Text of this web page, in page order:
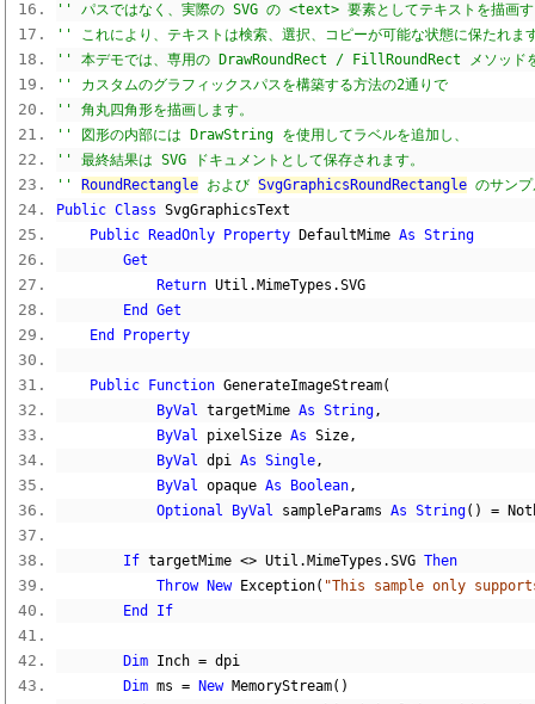
'' パスではなく、実際の SVG の <text> 要素としてテキストを描画す
'' これにより、テキストは検索、選択、コピーが可能な状態に保たれま
'' 本デモでは、専用の DrawRoundRect / FillRoundRect メソッドを
'' カスタムのグラフィックスパスを構築する方法の2通りで
'' 角丸四角形を描画します。
'' 図形の内部には DrawString を使用してラベルを追加し、
'' 最終結果は SVG ドキュメントとして保存されます。
''
RoundRectangle および SvgGraphicsRoundRectangle のサン
Public Class SvgGraphicsText
Public
ReadOnly Property DefaultMime As String
Get
Return Util . MimeTypes .SVG
End
Get
End
Property
Public Function GenerateImageStream(
ByVal targetMime As String,
ByVal pixelSize As Size,
ByVal dpi As Single,
ByVal opaque As Boolean,
Optional
ByVal sampleParams As String() =
If targetMime <> Util . MimeTypes .SVG Then
Throw
New Exception( "This sample only
End
If
Dim Inch = dpi
Dim ms = New MemoryStream()